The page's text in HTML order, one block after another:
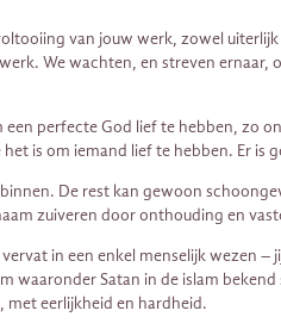
van jouw werk, zowel
We wachten, en streven
een ​​perfecte God lief te hebben, zo
is om iemand lief te hebben. Er
De rest kan gewoon
zuiveren door onthouding en
in een enkel menselijk wezen
waaronder Satan in de islam
met eerlijkheid en hardheid.